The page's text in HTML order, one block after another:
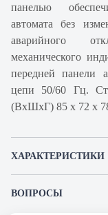
панелью
автомата без
аварийного
механического
передней панели
цепи 50/60 Гц.
(ВхШхГ) 85 х 72 х
ХАРАКТЕРИСТИКИ
ВОПРОСЫ